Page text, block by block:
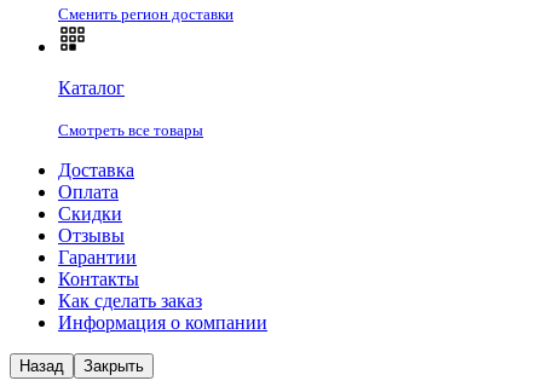
Сменить регион доставки
Каталог
Смотреть все товары
Доставка
Оплата
Скидки
Отзывы
Гарантии
Контакты
Как сделать заказ
Информация о компании
Назад Закрыть